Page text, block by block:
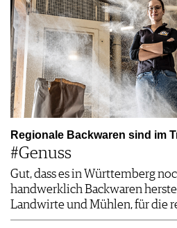
Regionale Backwaren sind im
#Genuss
Gut, dass es in Württemberg
handwerklich Backwaren
Landwirte und Mühlen, für die